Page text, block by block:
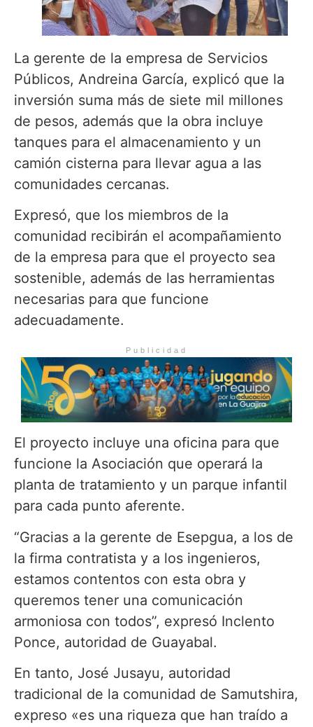
La gerente de la empresa de Servicios
Públicos, Andreina García, explicó que la
inversión suma más de siete mil millones
de pesos, además que la obra incluye
tanques para el almacenamiento y un
camión cisterna para llevar agua a las
comunidades cercanas.
Expresó, que los miembros de la
comunidad recibirán el acompañamiento
de la empresa para que el proyecto sea
sostenible, además de las herramientas
necesarias para que funcione
adecuadamente.
Publicidad
El proyecto incluye una oficina para que
funcione la Asociación que operará la
planta de tratamiento y un parque infantil
para cada punto aferente.
“Gracias a la gerente de Esepgua, a los de
la firma contratista y a los ingenieros,
estamos contentos con esta obra y
queremos tener una comunicación
armoniosa con todos”, expresó Inclento
Ponce, autoridad de Guayabal.
En tanto, José Jusayu, autoridad
tradicional de la comunidad de Samutshira,
expreso «es una riqueza que han traído a